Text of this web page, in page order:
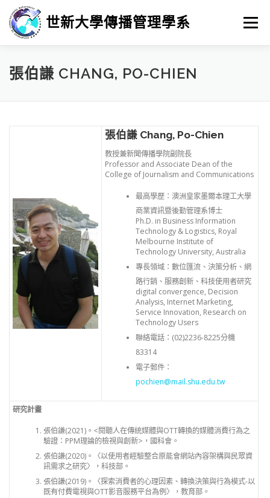
世新大學傳播管理學系 選單
最新消息 招生 學習 系所簡介
張伯謙 CHANG, PO-CHIEN
張伯謙 Chang, Po-Chien
教授兼新聞傳播學院副院長
Professor and Associate Dean of the
College of Journalism and Communications
最高學歷： 澳洲皇家墨爾本理工大學
商業資訊暨後勤管理系博士
Ph.D. in Business Information
Technology & Logistics, Royal
Melbourne Institute of
Technology University, Australia
專長領域： 數位匯流、決策分析、網
路行銷、服務創新、科技使用者研究
digital convergence, Decision
Analysis, Internet Marketing,
Service Innovation, Research on
Technology Users
聯絡電話： (02)2236-8225分機
83314
電子郵件：
pochien@mail.shu.edu.tw
研究計畫
張伯謙(2021)。<閱聽人在傳統媒體與OTT轉換的媒體消費行為之
驗證：PPM理論的檢視與創新>，國科會。
張伯謙(2020)。〈以使用者經驗整合原能會網站內容架構與民眾資
訊需求之研究〉，科技部。
張伯謙(2019)。〈探索消費者的心理因素、轉換決策與行為模式-以
既有付費電視與OTT影音服務平台為例〉，教育部。